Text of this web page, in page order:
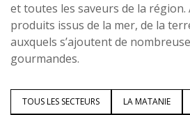
et toutes les saveurs de la région.
produits issus de la mer, de la
auxquels s’ajoutent de
gourmandes.
TOUS LES SECTEURS LA MATANIE